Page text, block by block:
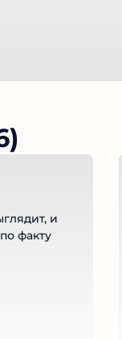
и
факту